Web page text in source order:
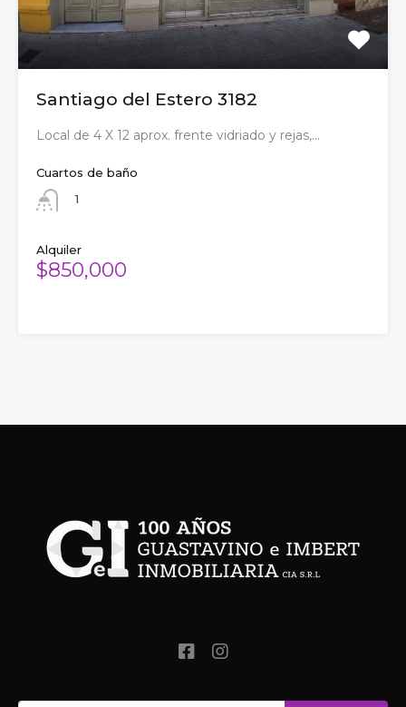
Santiago del Estero 3182
Local de 4 X 12 aprox. frente vidriado y rejas,…
Cuartos de baño
1
Alquiler
$850,000